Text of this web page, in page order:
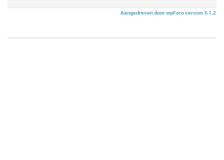
Aangedreven door wpForo version 3.1.2